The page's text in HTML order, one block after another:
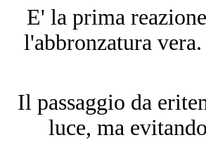
E' la prima
l'abbronzatura
Il passaggio da
luce, ma